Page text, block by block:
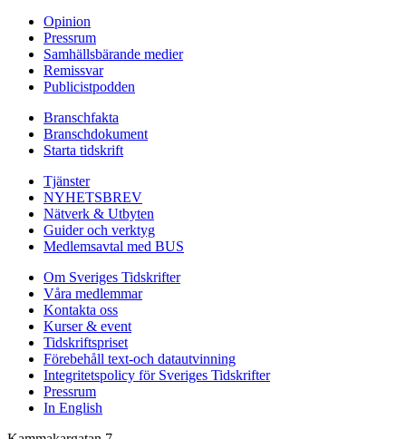
Opinion
Pressrum
Samhällsbärande medier
Remissvar
Publicistpodden
Branschfakta
Branschdokument
Starta tidskrift
Tjänster
NYHETSBREV
Nätverk & Utbyten
Guider och verktyg
Medlemsavtal med BUS
Om Sveriges Tidskrifter
Våra medlemmar
Kontakta oss
Kurser & event
Tidskriftspriset
Förebehåll text-och datautvinning
Integritetspolicy för Sveriges Tidskrifter
Pressrum
In English